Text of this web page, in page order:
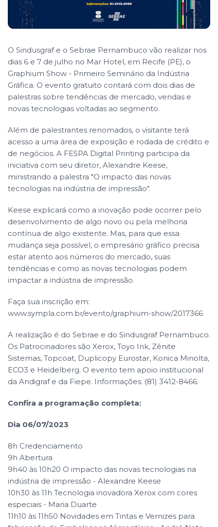
O Sindusgraf e o Sebrae Pernambuco vão realizar nos
dias 6 e 7 de julho no Mar Hotel, em Recife (PE), o
Graphium Show - Primeiro Seminário da Indústria
Gráfica. O evento gratuito contará com dois dias de
palestras sobre tendências de mercado, vendas e
novas tecnologias voltadas ao segmento.
Além de palestrantes renomados, o visitante terá
acesso a uma área de exposição e rodada de crédito e
de negócios. A FESPA Digital Printing participa da
iniciativa com seu diretor, Alexandre Keese,
ministrando a palestra "O impacto das novas
tecnologias na indústria de impressão".
Keese explicará como a inovação pode ocorrer pelo
desenvolvimento de algo novo ou pela melhoria
contínua de algo existente. Mas, para que essa
mudança seja possível, o empresário gráfico precisa
estar atento aos números do mercado, suas
tendências e como as novas tecnologias podem
impactar a indústria de impressão.
Faça sua inscrição em:
www.sympla.com.br/evento/graphium-show/2017366
A realização é do Sebrae e do Sindusgraf Pernambuco.
Os Patrocinadores são Xerox, Toyo Ink, Zênite
Sistemas, Topcoat, Duplicopy Eurostar, Konica Minolta,
ECO3 e Heidelberg. O evento tem apoio institucional
da Andigraf e da Fiepe. Informações: (81) 3412-8466.
Confira a programação completa:
Dia 06/07/2023
8h Credenciamento
9h Abertura
9h40 às 10h20 O impacto das novas tecnologias na
indústria de impressão - Alexandre Keese
10h30 às 11h Tecnologia inovadora Xerox com cores
especiais - Maria Duarte
11h10 às 11h50 Novidades em Tintas e Vernizes para